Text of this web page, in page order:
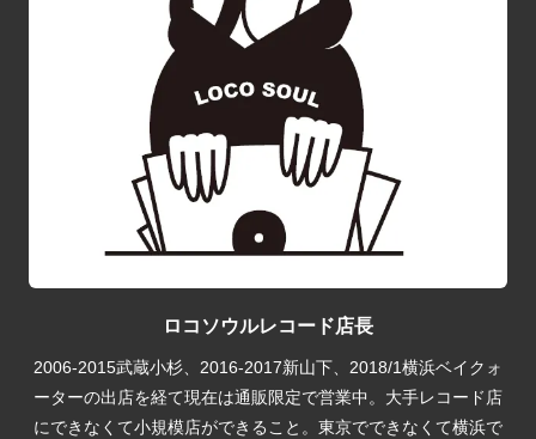
ロコソウルレコード店長
2006-2015武蔵小杉、2016-2017新山下、2018/1横浜ベイクォ
ーターの出店を経て現在は通販限定で営業中。大手レコード店
にできなくて小規模店ができること。東京でできなくて横浜で